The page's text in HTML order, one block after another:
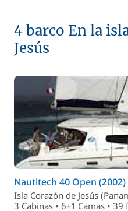
4 barco En la
Jesús
Nautitech 40 Open (2002)
Isla Corazón de Jesús
3 Cabinas • 6+1 Camas • 39